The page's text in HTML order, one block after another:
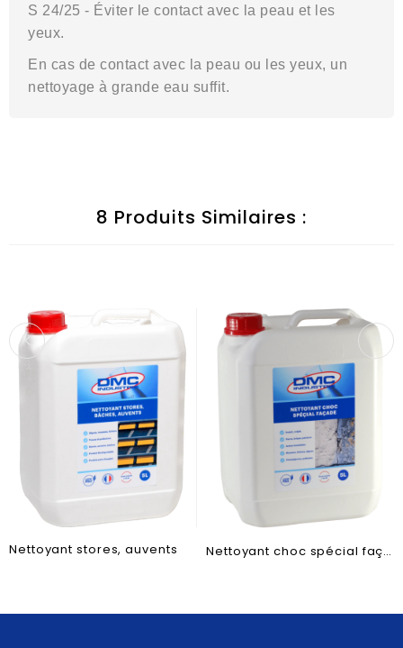
S 24/25 - Éviter le contact avec la peau et les
yeux.
En cas de contact avec la peau ou les yeux, un
nettoyage à grande eau suffit.
8 Produits Similaires :
Nettoyant stores, auvents Nettoyant choc spécial façade 2414FLA